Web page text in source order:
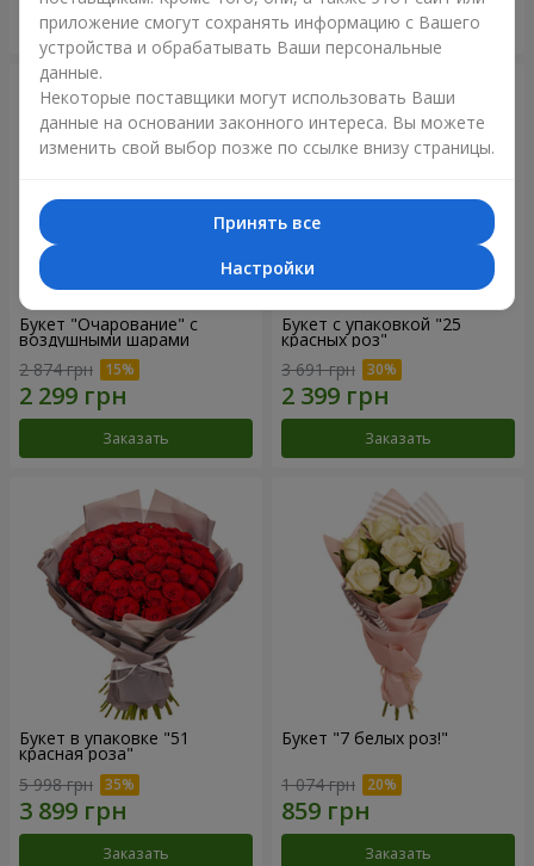
Заказать Заказать
Букет "Очарование" с
воздушными шарами
2 874 грн
Заказать
Букет с упаковкой "25
красных роз"
3 691 грн
Заказать
Букет в упаковке "51
красная роза"
5 998 грн
Заказать
Букет "7 белых роз!"
1 074 грн
Заказать
приложение смогут сохранять информацию с Вашего
устройства и обрабатывать Ваши персональные
данные.
Некоторые поставщики могут использовать Ваши
данные на основании законного интереса. Вы можете
изменить свой выбор позже по ссылке внизу страницы.
Принять все
Настройки